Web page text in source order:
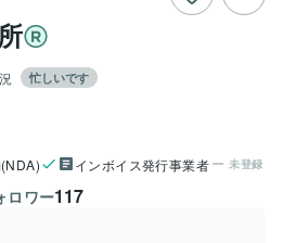
忙しいです
インボイス発行事業者 未登録
ロワー117